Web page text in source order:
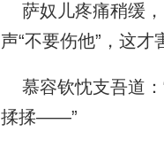
萨奴儿疼痛稍缓，
声“不要伤他”，这
慕容钦忱支吾道：
揉揉——”